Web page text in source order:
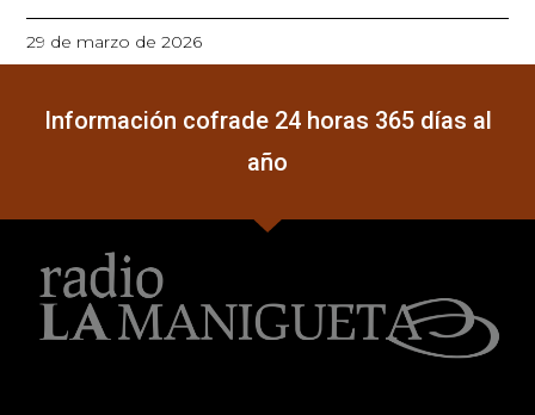
29 de marzo de 2026
Información cofrade 24 horas 365 días al
año